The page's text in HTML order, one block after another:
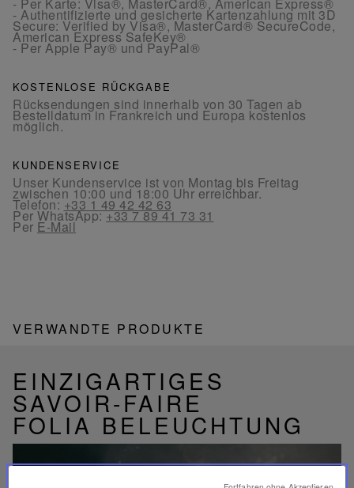
- Authentifizierte und gesicherte Kartenzahlung mit 3D
Secure: Verified by Visa®, MasterCard® SecureCode,
American Express SafeKey®
- Per Apple Pay® und PayPal®
KOSTENLOSE RÜCKGABE
Rücksendungen sind innerhalb von 30 Tagen ab
Bestelldatum in Frankreich und Europa kostenlos
möglich.
KUNDENSERVICE
Unser Kundenservice ist von Montag bis Freitag
zwischen 10:00 und 18:00 Uhr erreichbar.
Telefon:+33 1 49 42 42 63
Per WhatsApp:+33 7 89 41 73 31
Per E-Mail
VERWANDTE PRODUKTE
EINZIGARTIGES
SAVOIR-FAIRE
FOLIA BELEUCHTUNG